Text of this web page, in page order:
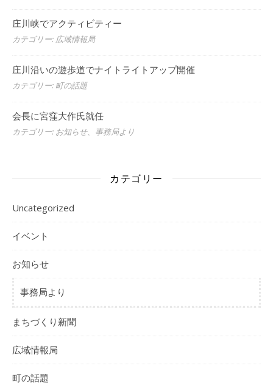
庄川峡でアクティビティー
カテゴリー: 広域情報局
庄川沿いの遊歩道でナイトライトアップ開催
カテゴリー: 町の話題
会長に宮窪大作氏就任
カテゴリー: お知らせ、事務局より
カテゴリー
Uncategorized
イベント
お知らせ
事務局より
まちづくり新聞
広域情報局
町の話題